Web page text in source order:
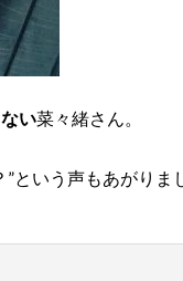
い菜々緒さん。
という声もあがりま